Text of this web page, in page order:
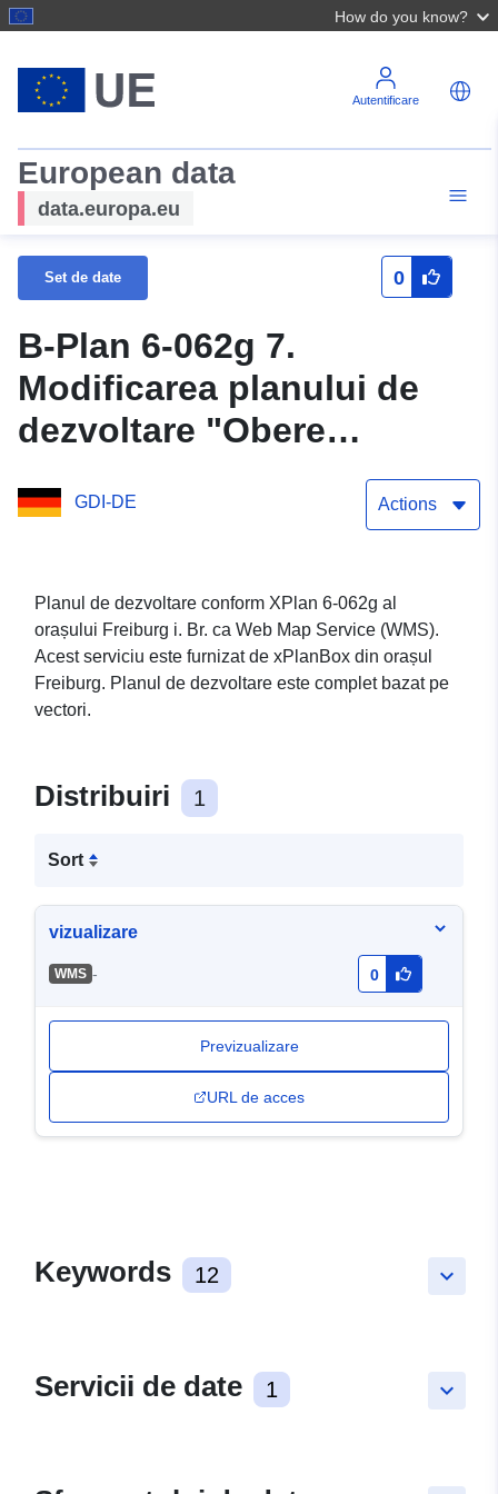
How do you know?
Autentificare
European data
data.europa.eu
Set de date 0
B-Plan 6-062g 7.
Modificarea planului de
dezvoltare "Obere
Hardtstraße" (-Concept de
piață-) - WMS (xPlanBox)
GDI-DE Actions
Planul de dezvoltare conform XPlan 6-062g al
orașului Freiburg i. Br. ca Web Map Service (WMS).
Acest serviciu este furnizat de xPlanBox din orașul
Freiburg. Planul de dezvoltare este complet bazat pe
vectori.
Distribuiri 1
Sort
vizualizare
WMS - 0
Previzualizare
URL de acces
keyboard_arrow_down
Keywords 12
keyboard_arrow_down
Servicii de date 1